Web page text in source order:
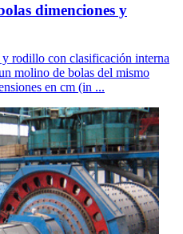
dimenciones y
rodillo con clasificación interna
molino de bolas del mismo
en cm (in ...